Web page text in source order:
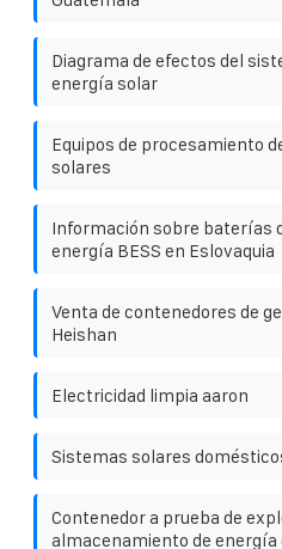
Diagrama de efectos del
energía solar
Equipos de procesamiento
solares
Información sobre baterías
energía BESS en Eslovaquia
Venta de contenedores de
Heishan
Electricidad limpia aaron
Sistemas solares
Contenedor a prueba de
almacenamiento de energía